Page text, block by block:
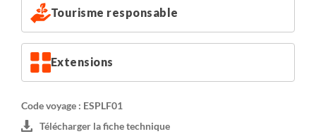
Tourisme responsable
Extensions
Code voyage : ESPLF01
Télécharger la fiche technique